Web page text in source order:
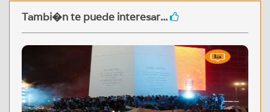
Tambi�n te puede interesar...